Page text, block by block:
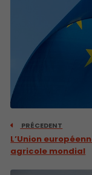
PRÉCEDENT
L’Union
agricole mondial